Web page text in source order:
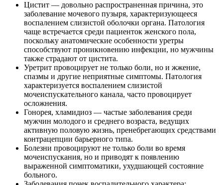
Цистит — довольно распространенная причина, это
заболевание мочевого пузыря, характеризующееся
воспалением слизистой оболочки органа. Патология
чаще встречается среди пациенток женского пола,
поскольку анатомические особенности уретры
способствуют проникновению инфекции, но мужчины
также страдают от цистита.
Уретрит провоцирует не только боли, но и жжение,
спазмы и другие неприятные симптомы. Патология
характеризуется воспалением слизистой
мочеиспускательного канала, часто провоцирует
осложнения.
Гонорея, хламидиоз — частые заболевания среди
мужчин молодого и среднего возраста, ведущих
активную половую жизнь, пренебрегающих средствами
контрацепции барьерного типа.
Болезни провоцируют не только боли во время
мочеиспускания, но и приводят к появлению
выраженной симптоматики, ухудшающей состояние
больного.